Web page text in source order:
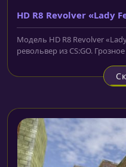
HD R8 Revolver «Lady
Модель HD R8 Revolver
револьвер из CS:GO.